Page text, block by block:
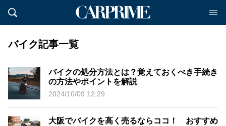
バイク記事一覧
バイクの処分方法とは？覚えておくべき手続き
の方法やポイントを解説
2024/10/09 12:29
大阪でバイクを高く売るならココ！ おすすめ